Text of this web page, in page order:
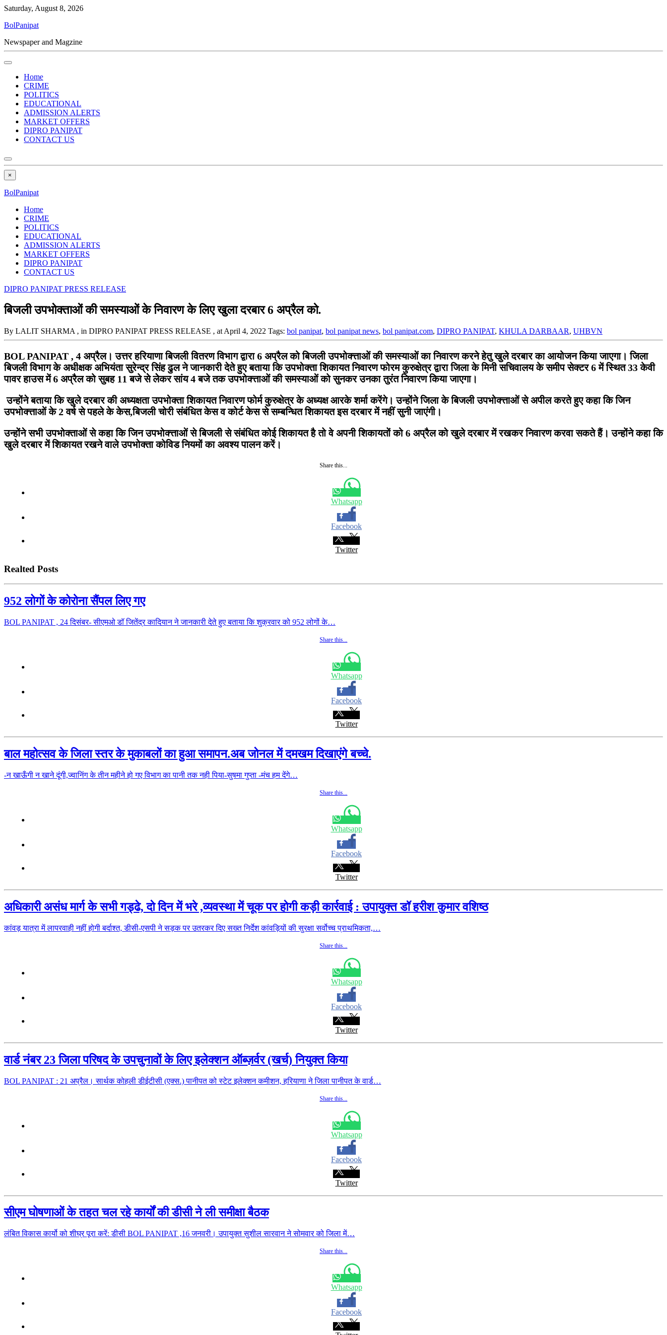
Saturday, August 8, 2026
BolPanipat
Newspaper and Magzine
Home
CRIME
POLITICS
EDUCATIONAL
ADMISSION ALERTS
MARKET OFFERS
DIPRO PANIPAT
CONTACT US
×
BolPanipat
Home
CRIME
POLITICS
EDUCATIONAL
ADMISSION ALERTS
MARKET OFFERS
DIPRO PANIPAT
CONTACT US
DIPRO PANIPAT PRESS RELEASE
बिजली उपभोक्ताओं की समस्याओं के निवारण के लिए खुला दरबार 6 अप्रैल को.
By LALIT SHARMA , in DIPRO PANIPAT PRESS RELEASE , at April 4, 2022 Tags: bol panipat, bol panipat news, bol panipat.com, DIPRO PANIPAT, KHULA DARBAAR, UHBVN
BOL PANIPAT , 4 अप्रैल। उत्तर हरियाणा बिजली वितरण विभाग द्वारा 6 अप्रैल को बिजली उपभोक्त्ताओं की समस्याओं का निवारण करने हेतु खुले दरबार का आयोजन किया जाएगा। जिला
बिजली विभाग के अधीक्षक अभियंता सुरेन्द्र सिंह ढुल ने जानकारी देते हुए बताया कि उपभोक्ता शिकायत निवारण फोरम कुरुक्षेत्र द्वारा जिला के मिनी सचिवालय के समीप सेक्टर 6 में स्थित 33 केवी
पावर हाउस में 6 अप्रैल को सुबह 11 बजे सेे लेेकर सांय 4 बजे तक उपभोक्त्ताओं की समस्याओं को सुनकर उनका तुरंत निवारण किया जाएगा।
उन्होंने बताया कि खुले दरबार की अध्यक्षता उपभोक्ता शिकायत निवारण फोर्म कुरुक्षेत्र के अध्यक्ष आरके शर्मा करेंगे। उन्होंने जिला के बिजली उपभोक्त्ताओं से अपील करते हुए कहा कि जिन
उपभोक्त्ताओं के 2 वर्ष से पहले के केस,बिजली चोरी संबंधित केस व कोर्ट केस से सम्बन्धित शिकायत इस दरबार में नहीं सुनी जाएंगी।
उन्होंने सभी उपभोक्ताओं से कहा कि जिन उपभोक्त्ताओं से बिजली से संबंधित कोई शिकायत है तो वे अपनी शिकायतों को 6 अप्रैल को खुले दरबार में रखकर निवारण करवा सकते हैं। उन्होंने कहा कि
खुले दरबार में शिकायत रखने वाले उपभोक्ता कोविड नियमों का अवश्य पालन करें।
Share this...
Whatsapp
Facebook
Twitter
Realted Posts
952 लोगों के कोरोना सैंपल लिए गए
BOL PANIPAT , 24 दिसंबर- सीएमओ डॉ जितेंद्र कादियान ने जानकारी देते हुए बताया कि शुक्रवार को 952 लोगों के…
Share this...
Whatsapp
Facebook
Twitter
बाल महोत्सव के जिला स्तर के मुकाबलों का हुआ समापन.अब जोनल में दमखम दिखाएंगे बच्चे.
-न खाऊँगी न खाने दूंगी,ज्वानिंग के तीन महीने हो गए विभाग का पानी तक नही पिया-सुषमा गुप्ता -मंच हम देंगे…
Share this...
Whatsapp
Facebook
Twitter
अधिकारी असंध मार्ग के सभी गड्ढे, दो दिन में भरे ,व्यवस्था में चूक पर होगी कड़ी कार्रवाई : उपायुक्त डॉ हरीश कुमार वशिष्ठ
कांवड़ यात्रा में लापरवाही नहीं होगी बर्दाश्त, डीसी-एसपी ने सड़क पर उतरकर दिए सख्त निर्देश कांवड़ियों की सुरक्षा सर्वोच्च प्राथमिकता,…
Share this...
Whatsapp
Facebook
Twitter
वार्ड नंबर 23 जिला परिषद के उपचुनावों के लिए इलेक्शन ऑब्ज़र्वर (खर्च) नियुक्त किया
BOL PANIPAT : 21 अप्रैल। सार्थक कोहली डीईटीसी (एक्स.) पानीपत को स्टेट इलेक्शन कमीशन, हरियाणा ने जिला पानीपत के वार्ड…
Share this...
Whatsapp
Facebook
Twitter
सीएम घोषणाओं के तहत चल रहे कार्यों की डीसी ने ली समीक्षा बैठक
लंबित विकास कार्यो को शीघ्र पूरा करें: डीसी BOL PANIPAT ,16 जनवरी। उपायुक्त सुशील सारवान ने सोमवार को जिला में…
Share this...
Whatsapp
Facebook